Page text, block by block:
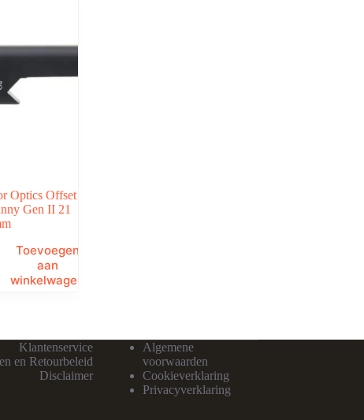
Optics Offset
Gen II 21
Toevoegen
aan
winkelwagen
Klantenservice
en Retourbeleid
Disclaimer
Algemene
voorwaarden
Cookieverklaring
Privacyverklaring